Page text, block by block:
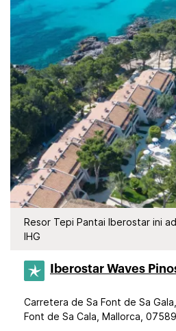
Resor Tepi Pantai Iberostar ini
IHG
Iberostar Waves
Carretera de Sa Font de Sa
Font de Sa Cala, Mallorca,